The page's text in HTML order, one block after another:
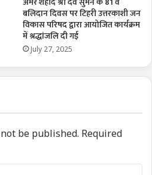
बलिदान दिवस पर टिहरी उत्तरकाशी जन
विकास परिषद द्वारा आयोजित कार्यक्रम
में श्रद्धांजलि दी गई
July 27, 2025
be published. Required